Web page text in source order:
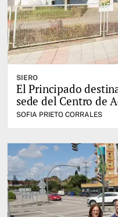
SIERO
El Principado
sede del Centro de
SOFIA PRIETO CORRALES